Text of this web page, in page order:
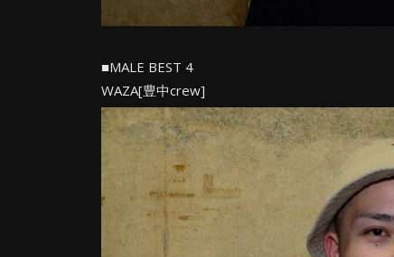
■MALE BEST 4
WAZA[豊中crew]